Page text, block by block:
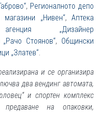
, Регионалното депо
магазини „Нивен“,Аптека
„Дизайнер
Стоянов“, Общински
„Златев“.
и се организира
два вендинг автомата,
и спортен комплекс
на опаковки,